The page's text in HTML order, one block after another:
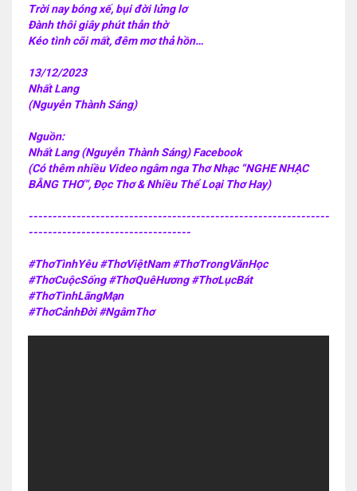
Trời nay bóng xế, bụi đời lửng lơ
Đành thôi giây phút thẫn thờ
Kéo tình cõi mất, đêm mơ thả hồn…
13/12/2023
Nhất Lang
(Nguyễn Thành Sáng)
Nguồn:
Nhất Lang (Nguyễn Thành Sáng) Facebook
(Có thêm nhiều Video ngâm nga Thơ Nhạc “NGHE NHẠC
BẰNG THƠ”, Đọc Thơ & Nhiều Thể Loại Thơ Hay)
---------------------------------------------------------------
----------------------------------
#ThơTìnhYêu #ThơViệtNam #ThơTrongVănHọc
#ThơCuộcSống #ThơQuêHương #ThơLụcBát
#ThơTìnhLãngMạn
#ThơCảnhĐời #NgâmThơ